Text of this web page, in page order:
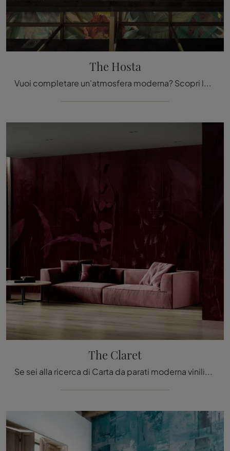
The Hosta
Vuoi completare un'atmosfera moderna? Scopri la Carta da parati vinilica di Daisy James: il modello The Hosta ti sta aspettando!
The Claret
Se sei alla ricerca di Carta da parati moderna vinilica, clicca e scopri di più sulle svariate offerte di Daisy James come il modello The Claret.